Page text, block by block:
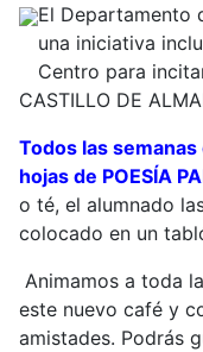
El Departamento
una iniciativa
Centro para
CASTILLO DE
Todos las
hojas de POESÍA
o té, el alumnado
colocado en un
Animamos a toda
este nuevo café y
amistades. Podrás